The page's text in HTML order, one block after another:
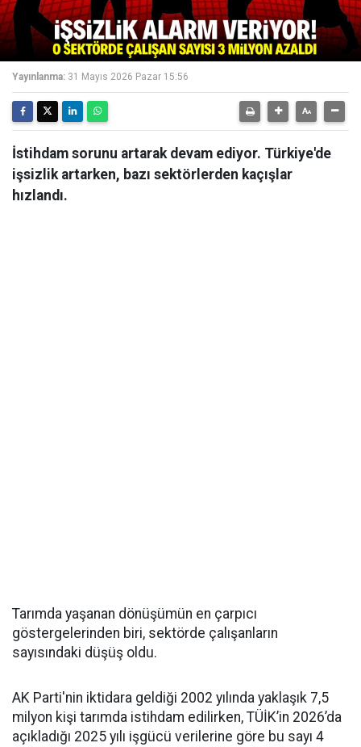
Yayınlanma: 31 Mayıs 2026 Pazar 15:56
İstihdam sorunu artarak devam ediyor. Türkiye'de
işsizlik artarken, bazı sektörlerden kaçışlar
hızlandı.
Tarımda yaşanan dönüşümün en çarpıcı
göstergelerinden biri, sektörde çalışanların
sayısındaki düşüş oldu.
AK Parti'nin iktidara geldiği 2002 yılında yaklaşık 7,5
milyon kişi tarımda istihdam edilirken, TÜİK’in 2026’da
açıkladığı 2025 yılı işgücü verilerine göre bu sayı 4